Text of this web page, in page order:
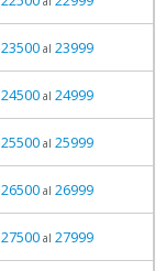
23500al 23999
24500al 24999
25500al 25999
26500al 26999
27500al 27999